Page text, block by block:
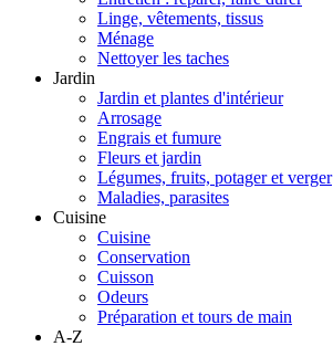
Linge, vêtements, tissus
Ménage
Nettoyer les taches
Jardin
Jardin et plantes d'intérieur
Arrosage
Engrais et fumure
Fleurs et jardin
Légumes, fruits, potager et verger
Maladies, parasites
Cuisine
Cuisine
Conservation
Cuisson
Odeurs
Préparation et tours de main
A-Z